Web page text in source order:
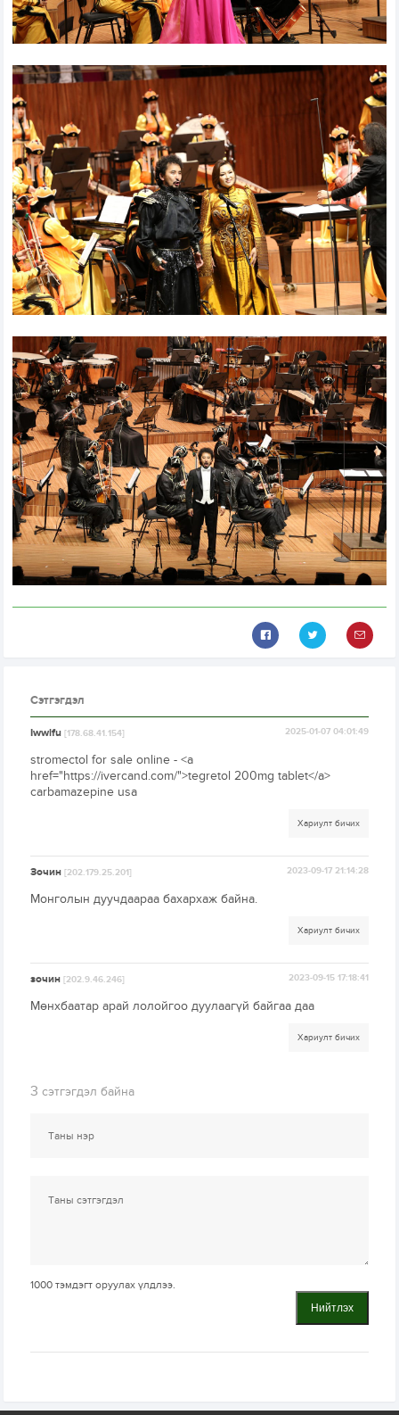
Сэтгэгдэл
Iwwlfu[178.68.41.154] 2025-01-07 04:01:49
stromectol for sale online - <a
href="https://ivercand.com/">tegretol 200mg tablet</a>
carbamazepine usa
Хариулт бичих
Зочин[202.179.25.201] 2023-09-17 21:14:28
Монголын дуучдаараа бахархаж байна.
Хариулт бичих
зочин[202.9.46.246] 2023-09-15 17:18:41
Мөнхбаатар арай лолойгоо дуулаагүй байгаа даа
Хариулт бичих
3 сэтгэгдэл байна
1000 тэмдэгт оруулах үлдлээ.
Нийтлэх